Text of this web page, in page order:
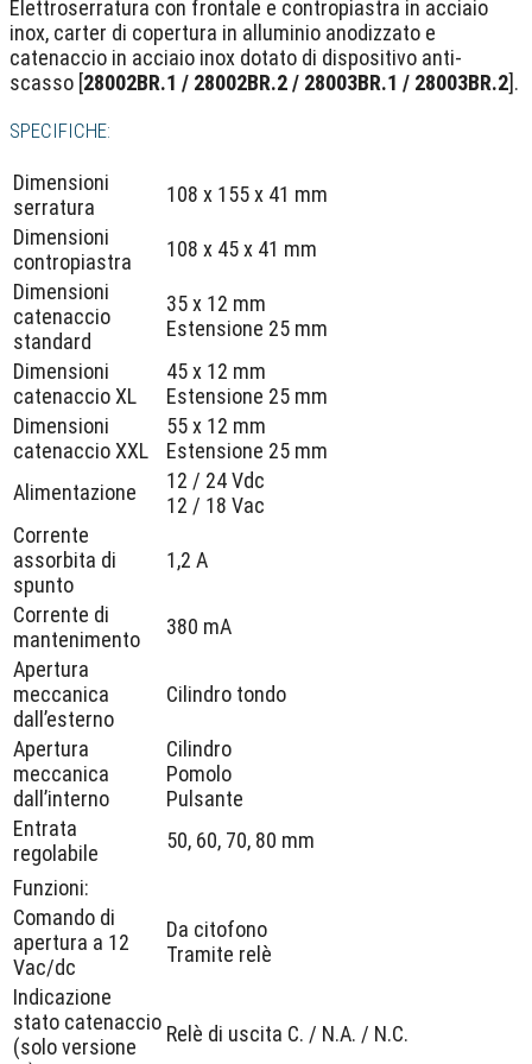
Elettroserratura con frontale e contropiastra in acciaio
inox, carter di copertura in alluminio anodizzato e
catenaccio in acciaio inox dotato di dispositivo anti-
scasso [28002BR.1 / 28002BR.2 / 28003BR.1 / 28003BR.2].
SPECIFICHE:
Dimensioni
serratura
108 x 155 x 41 mm
Dimensioni
contropiastra
108 x 45 x 41 mm
Dimensioni
catenaccio
standard
35 x 12 mm
Estensione 25 mm
Dimensioni
catenaccio XL
45 x 12 mm
Estensione 25 mm
Dimensioni
catenaccio XXL
55 x 12 mm
Estensione 25 mm
Alimentazione
12 / 24 Vdc
12 / 18 Vac
Corrente
assorbita di
spunto
1,2 A
Corrente di
mantenimento
380 mA
Apertura
meccanica
dall’esterno
Cilindro tondo
Apertura
meccanica
dall’interno
Cilindro
Pomolo
Pulsante
Entrata
regolabile
50, 60, 70, 80 mm
Funzioni:
Comando di
apertura a 12
Vac/dc
Da citofono
Tramite relè
Indicazione
stato catenaccio
(solo versione
Relè di uscita C. / N.A. / N.C.